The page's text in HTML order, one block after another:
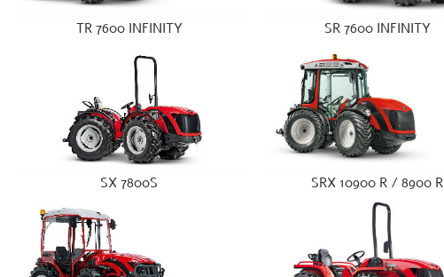
SR 7600 INFINITY
TR 7600 INFINITY
SRX 10900 R / 8900 R
SX 7800S